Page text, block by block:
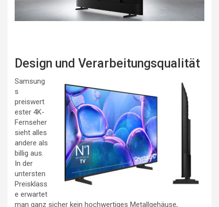
Design und Verarbeitungsqualität
Samsung
s
preiswert
ester 4K-
Fernseher
sieht alles
andere als
billig aus.
In der
untersten
Preisklass
e erwartet
man ganz sicher kein hochwertiges Metallgehäuse,